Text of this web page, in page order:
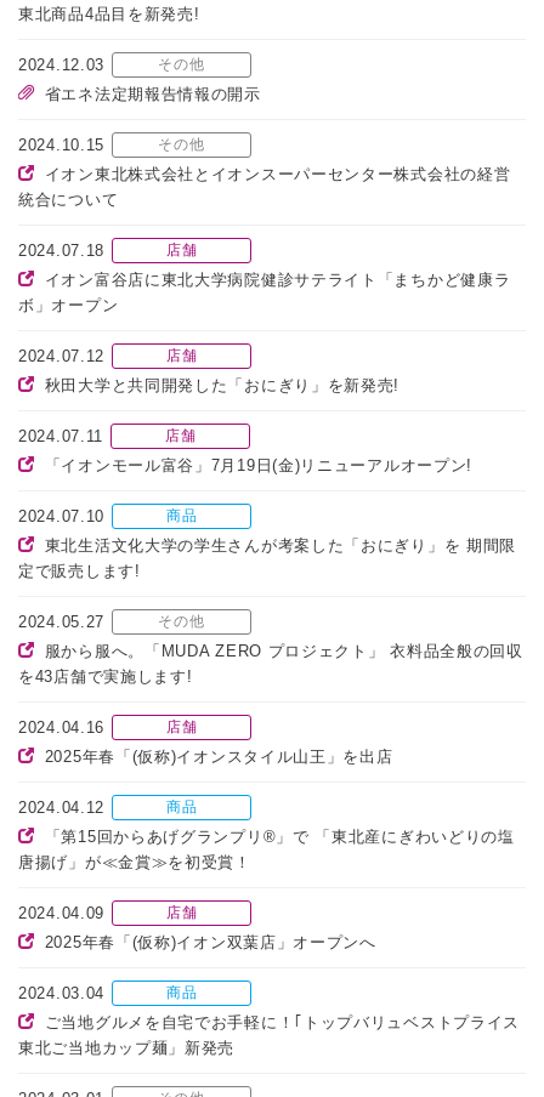
東北商品4品目を新発売!
2024.12.03 その他
省エネ法定期報告情報の開示
2024.10.15 その他
イオン東北株式会社とイオンスーパーセンター株式会社の経営
統合について
2024.07.18 店舗
イオン富谷店に東北大学病院健診サテライト「まちかど健康ラ
ボ」オープン
2024.07.12 店舗
秋田大学と共同開発した「おにぎり」を新発売!
2024.07.11 店舗
「イオンモール富谷」7月19日(金)リニューアルオープン!
2024.07.10 商品
東北生活文化大学の学生さんが考案した「おにぎり」を 期間限
定で販売します!
2024.05.27 その他
服から服へ。「MUDA ZERO プロジェクト」 衣料品全般の回収
を43店舗で実施します!
2024.04.16 店舗
2025年春「(仮称)イオンスタイル山王」を出店
2024.04.12 商品
「第15回からあげグランプリ®」で 「東北産にぎわいどりの塩
唐揚げ」が≪金賞≫を初受賞！
2024.04.09 店舗
2025年春「(仮称)イオン双葉店」オープンへ
2024.03.04 商品
ご当地グルメを自宅でお手軽に！｢トップバリュベストプライス
東北ご当地カップ麺」新発売